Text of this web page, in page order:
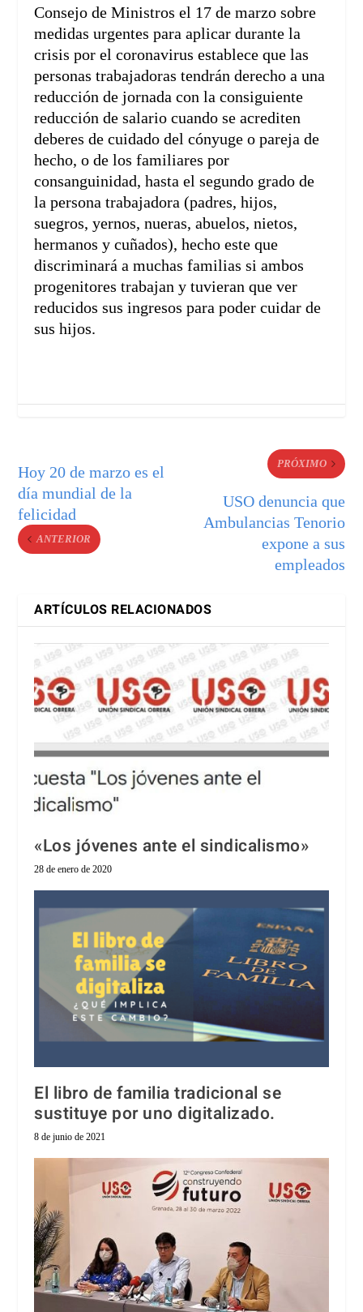
Consejo de Ministros el 17 de marzo sobre
medidas urgentes para aplicar durante la
crisis por el coronavirus establece que las
personas trabajadoras tendrán derecho a una
reducción de jornada con la consiguiente
reducción de salario cuando se acrediten
deberes de cuidado del cónyuge o pareja de
hecho, o de los familiares por
consanguinidad, hasta el segundo grado de
la persona trabajadora (padres, hijos,
suegros, yernos, nueras, abuelos, nietos,
hermanos y cuñados), hecho este que
discriminará a muchas familias si ambos
progenitores trabajan y tuvieran que ver
reducidos sus ingresos para poder cuidar de
sus hijos.
Hoy 20 de marzo es el
día mundial de la
felicidad
ANTERIOR
PRÓXIMO
USO denuncia que
Ambulancias Tenorio
expone a sus
empleados
ARTÍCULOS RELACIONADOS
«Los jóvenes ante el sindicalismo»
28 de enero de 2020
El libro de familia tradicional se
sustituye por uno digitalizado.
8 de junio de 2021